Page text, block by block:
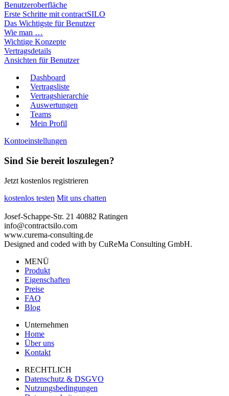
Benutzeroberfläche
Erste Schritte mit contractSILO
Das Wichtigste für Benutzer
Wie man …
Wichtige Konzepte
Vertragsdetails
Ansichten für Benutzer
Dashboard
Vertragsliste
Vertragshierarchie
Auswertungen
Teams
Mein Profil
Kontoeinstellungen
Sind Sie bereit loszulegen?
Jetzt kostenlos registrieren
kostenlos testen Mit uns chatten
Josef-Schappe-Str. 21 40882 Ratingen
info@contractsilo.com
www.curema-consulting.de
Designed and coded with by CuReMa Consulting GmbH.
MENÜ
Produkt
Eigenschaften
Preise
FAQ
Blog
Unternehmen
Home
Über uns
Kontakt
RECHTLICH
Datenschutz & DSGVO
Nutzungsbedingungen